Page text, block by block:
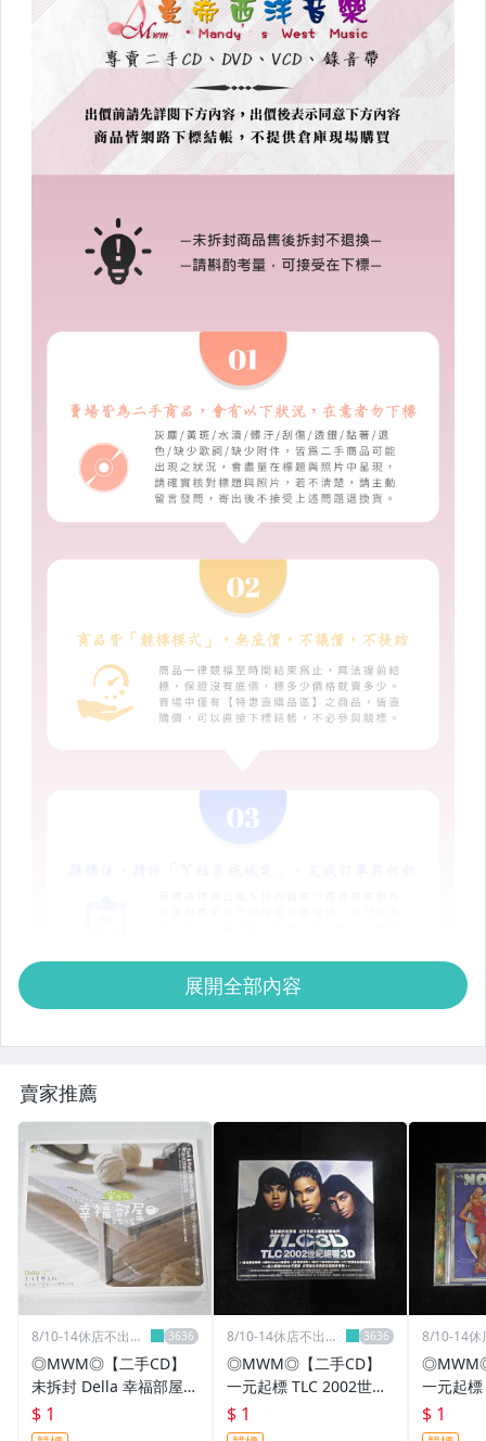
展開全部內容
賣家推薦
8/10-14休店不出貨
◎MWM◎【二手CD】
未拆封 Della 幸福部屋
木吉他篇_一元起標無底
價
$ 1
8/10-14休店不出貨
◎MWM◎【二手CD】
一元起標 TLC 2002世紀
絕響 3D 紙盒版 光碟台
版 附英文歌詞 光碟刮痕
$ 1
8/10-14休
一元起
gic
版 附英
$ 1